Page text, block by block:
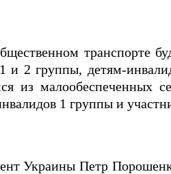
транспорте
2 группы, детям-
из малообеспеченных
1 группы и
Украины Петр